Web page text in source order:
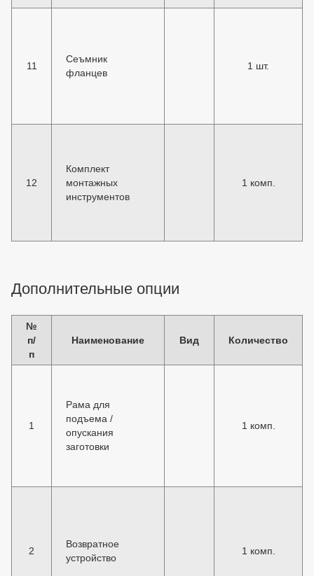
11
Сеъмник
фланцев
1 шт.
12
Комплект
монтажных
инструментов
1 комп.
Дополнительные опции
№
п/
п
Наименование Вид Количество
1
Рама для
подъема /
опускания
заготовки
1 комп.
2
Возвратное
устройство
1 комп.